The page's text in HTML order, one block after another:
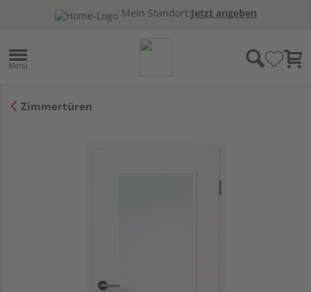
Mein Standort:Jetzt angeben
Zimmertüren